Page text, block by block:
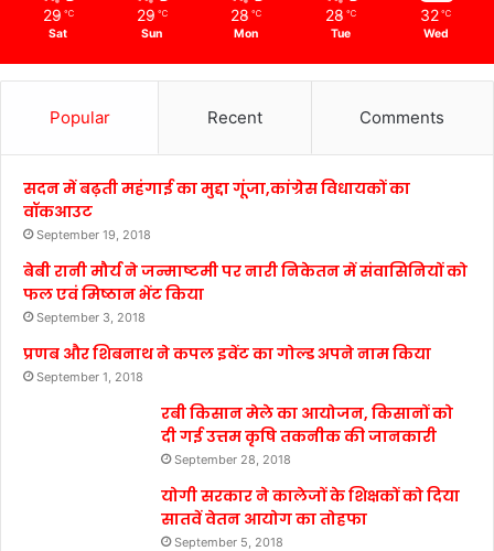
29 ℃
Sat
29 ℃
Sun
28 ℃
Mon
28 ℃
Tue
32 ℃
Wed
Popular Recent Comments
सदन में बढ़ती महंगाई का मुद्दा गूंजा,कांग्रेस विधायकों का
वॉकआउट
September 19, 2018
बेबी रानी मौर्य ने जन्माष्टमी पर नारी निकेतन में संवासिनियों को
फल एवं मिष्ठान भेंट किया
September 3, 2018
प्रणब और शिबनाथ ने कपल इवेंट का गोल्ड अपने नाम किया
September 1, 2018
रबी किसान मेले का आयोजन, किसानों को
दी गई उत्तम कृषि तकनीक की जानकारी
September 28, 2018
योगी सरकार ने कालेजों के शिक्षकों को दिया
सातवें वेतन आयोग का तोहफा
September 5, 2018